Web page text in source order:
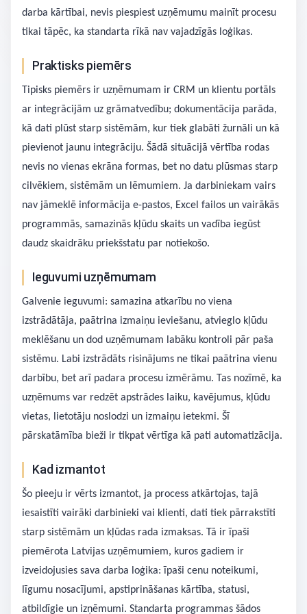
darba kārtībai, nevis piespiest uzņēmumu mainīt procesu
tikai tāpēc, ka standarta rīkā nav vajadzīgās loģikas.
Praktisks piemērs
Tipisks piemērs ir uzņēmumam ir CRM un klientu portāls
ar integrācijām uz grāmatvedību; dokumentācija parāda,
kā dati plūst starp sistēmām, kur tiek glabāti žurnāli un kā
pievienot jaunu integrāciju. Šādā situācijā vērtība rodas
nevis no vienas ekrāna formas, bet no datu plūsmas starp
cilvēkiem, sistēmām un lēmumiem. Ja darbiniekam vairs
nav jāmeklē informācija e-pastos, Excel failos un vairākās
programmās, samazinās kļūdu skaits un vadība iegūst
daudz skaidrāku priekšstatu par notiekošo.
Ieguvumi uzņēmumam
Galvenie ieguvumi: samazina atkarību no viena
izstrādātāja, paātrina izmaiņu ieviešanu, atvieglo kļūdu
meklēšanu un dod uzņēmumam labāku kontroli pār paša
sistēmu. Labi izstrādāts risinājums ne tikai paātrina vienu
darbību, bet arī padara procesu izmērāmu. Tas nozīmē, ka
uzņēmums var redzēt apstrādes laiku, kavējumus, kļūdu
vietas, lietotāju noslodzi un izmaiņu ietekmi. Šī
pārskatāmība bieži ir tikpat vērtīga kā pati automatizācija.
Kad izmantot
Šo pieeju ir vērts izmantot, ja process atkārtojas, tajā
iesaistīti vairāki darbinieki vai klienti, dati tiek pārrakstīti
starp sistēmām un kļūdas rada izmaksas. Tā ir īpaši
piemērota Latvijas uzņēmumiem, kuros gadiem ir
izveidojusies sava darba loģika: īpaši cenu noteikumi,
līgumu nosacījumi, apstiprināšanas kārtība, statusi,
atbildīgie un izņēmumi. Standarta programmas šādos